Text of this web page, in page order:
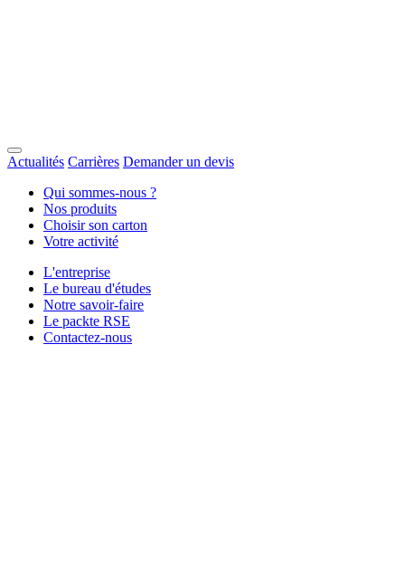
Actualités Carrières Demander un devis
Qui sommes-nous ?
Nos produits
Choisir son carton
Votre activité
L'entreprise
Le bureau d'études
Notre savoir-faire
Le packte RSE
Contactez-nous